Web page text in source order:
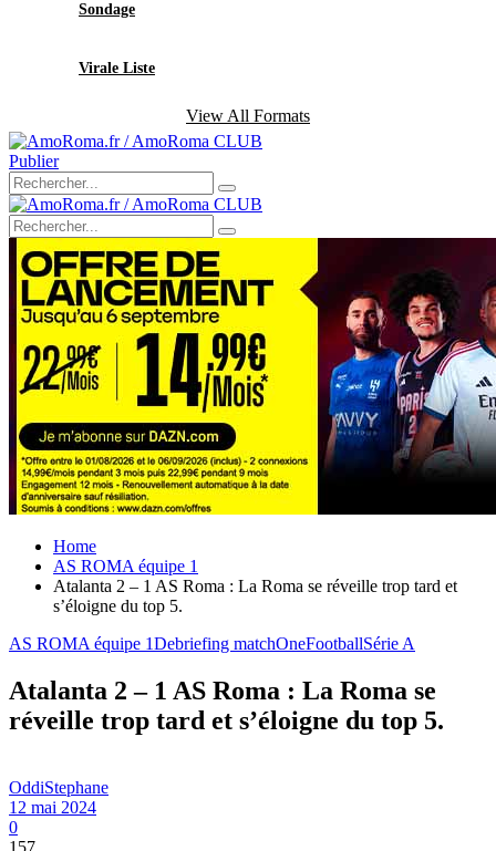
Sondage
Virale Liste
View All Formats
Publier
Home
AS ROMA équipe 1
Atalanta 2 – 1 AS Roma : La Roma se réveille trop tard et
s’éloigne du top 5.
AS ROMA équipe 1Debriefing matchOneFootballSérie A
Atalanta 2 – 1 AS Roma : La Roma se
réveille trop tard et s’éloigne du top 5.
OddiStephane
12 mai 2024
0
157